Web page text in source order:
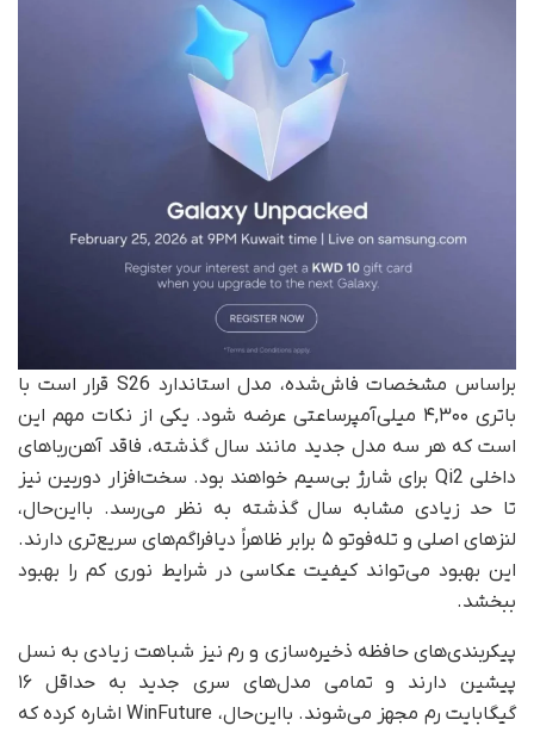
براساس مشخصات فاش‌شده، مدل استاندارد S26 قرار است با
باتری ۴,۳۰۰ میلی‌آمپرساعتی عرضه شود. یکی از نکات مهم این
است که هر سه مدل جدید مانند سال گذشته، فاقد آهن‌رباهای
داخلی Qi2 برای شارژ بی‌سیم خواهند بود. سخت‌افزار دوربین نیز
تا حد زیادی مشابه سال گذشته به نظر می‌رسد. با‌این‌حال،
لنزهای اصلی و تله‌فوتو ۵ برابر ظاهراً دیافراگم‌های سریع‌تری دارند.
این بهبود می‌تواند کیفیت عکاسی در شرایط نوری کم را بهبود
ببخشد.
پیکربندی‌های حافظه ذخیره‌سازی و رم نیز شباهت زیادی به نسل
پیشین دارند و تمامی مدل‌های سری جدید به حداقل ۱۶
گیگابایت رم مجهز می‌شوند. با‌این‌حال، WinFuture اشاره کرده که